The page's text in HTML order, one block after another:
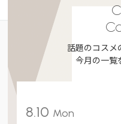
話題のコスメ
今月の一覧
8.10 Mon